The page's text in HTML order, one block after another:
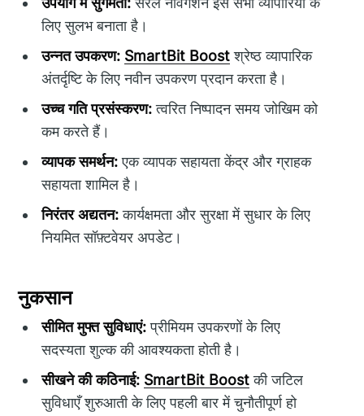
लिए सुलभ बनाता है।
उन्नत उपकरण: SmartBit Boostश्रेष्ठ व्यापारिक
अंतर्दृष्टि के लिए नवीन उपकरण प्रदान करता है।
उच्च गति प्रसंस्करण:त्वरित निष्पादन समय जोखिम को
कम करते हैं।
व्यापक समर्थन:एक व्यापक सहायता केंद्र और ग्राहक
सहायता शामिल है।
निरंतर अद्यतन:कार्यक्षमता और सुरक्षा में सुधार के लिए
नियमित सॉफ़्टवेयर अपडेट।
नुकसान
सीमित मुफ्त सुविधाएं:प्रीमियम उपकरणों के लिए
सदस्यता शुल्क की आवश्यकता होती है।
सीखने की कठिनाई: SmartBit Boostकी जटिल
सुविधाएँ शुरुआती के लिए पहली बार में चुनौतीपूर्ण हो